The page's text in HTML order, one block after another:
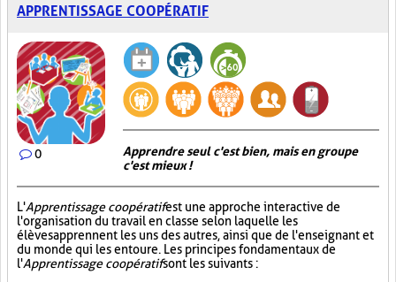
APPRENTISSAGE COOPÉRATIF
0
Apprendre seul c'est bien, mais en groupe
c'est mieux !
L'Apprentissage coopératifest une approche interactive de
l'organisation du travail en classe selon laquelle les
élèves apprennent les uns des autres, ainsi que de l'enseignant et
du monde qui les entoure. Les principes fondamentaux de
l'Apprentissage coopératifsont les suivants :